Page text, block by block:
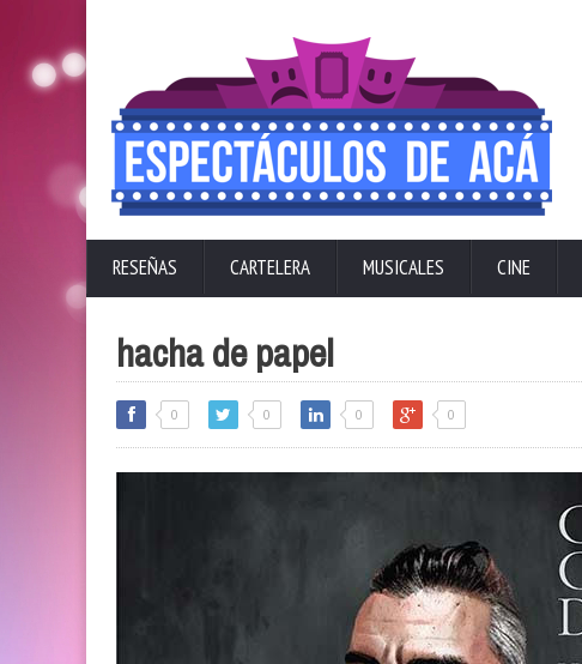
RESEÑAS CARTELERA MUSICALES CINE
hacha de papel
0 0 0 0